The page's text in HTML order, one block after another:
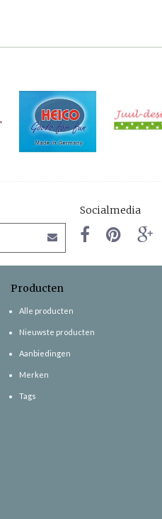
Socialmedia
Producten
Alle producten
Nieuwste producten
Aanbiedingen
Merken
Tags